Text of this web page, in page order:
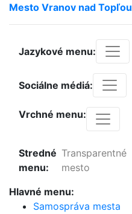
Mesto Vranov nad Topľou
Jazykové menu:
Sociálne médiá:
Vrchné menu:
Stredné
menu:
Transparentné
mesto
Hlavné menu:
Samospráva mesta